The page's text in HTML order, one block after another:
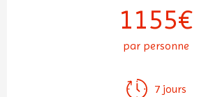
1155€
par personne
7 jours